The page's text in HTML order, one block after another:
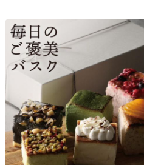
しみください。